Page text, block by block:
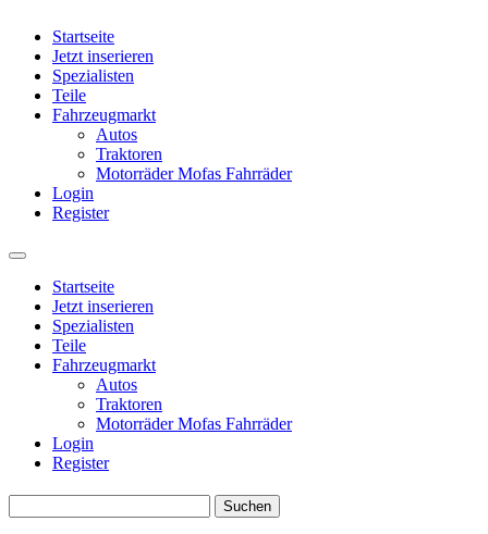
Startseite
Jetzt inserieren
Spezialisten
Teile
Fahrzeugmarkt
Autos
Traktoren
Motorräder Mofas Fahrräder
Login
Register
Startseite
Jetzt inserieren
Spezialisten
Teile
Fahrzeugmarkt
Autos
Traktoren
Motorräder Mofas Fahrräder
Login
Register
nach: